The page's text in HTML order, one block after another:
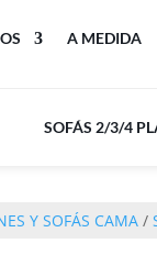
A MEDIDA
SOFÁS 2/3/4
Y SOFÁS CAMA /